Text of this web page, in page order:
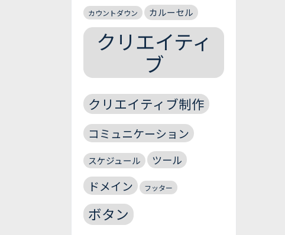
カウントダウン カルーセル
クリエイティ
ブ
クリエイティブ制作
コミュニケーション
スケジュール ツール
ドメイン フッター
ボタン